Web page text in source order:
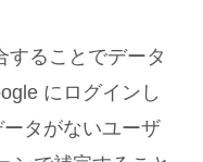
することでデータ
にログインし
タがないユーザ